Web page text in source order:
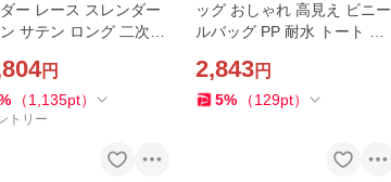
ー レース スレンダー
サテン ロング 二次会
ウエディングドレス エ
ト
円
（1,135pt）
トリー
ッグ おしゃれ 高見え ビニー
ルバッグ PP 耐水 トート 買
スケット 手提げ お買い物バ
ッグ 可愛い 収納
2,843円
5% （129pt）